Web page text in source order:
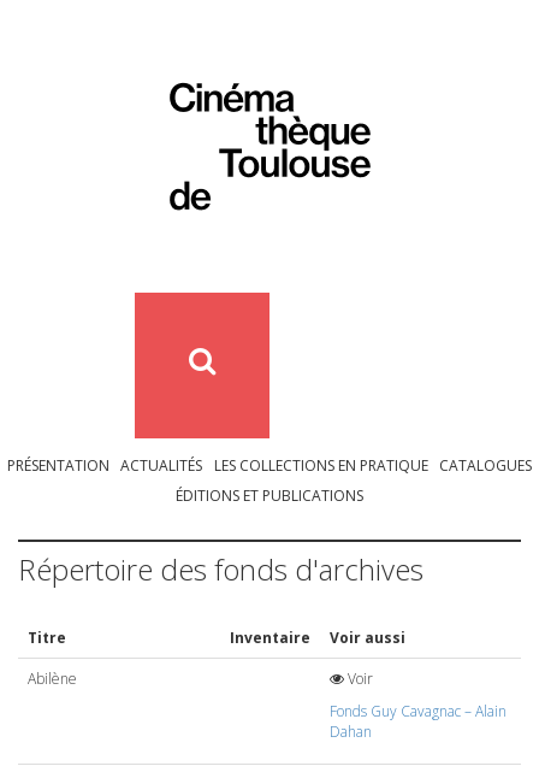
PRÉSENTATION ACTUALITÉS LES COLLECTIONS EN PRATIQUE
CATALOGUES
ÉDITIONS ET PUBLICATIONS
Répertoire des fonds d'archives
Titre Inventaire
Voir aussi
Abilène
Voir
Fonds Guy Cavagnac – Alain
Dahan